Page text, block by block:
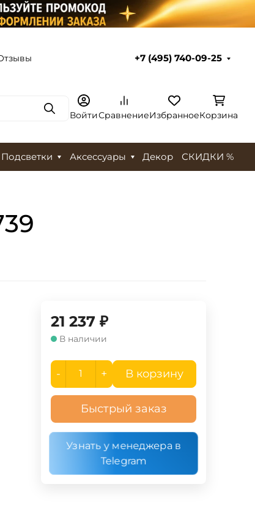
+7 (495) 740-09-25
ПоискВойтиСравнениеИзбранноеКорзина
Подсветки Аксессуары Декор СКИДКИ %
21 237 ₽
В наличии
- + В корзину
Быстрый заказ
Узнать у менеджера в
Telegram